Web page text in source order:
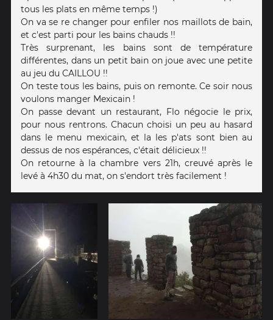
tous les plats en même temps !)
On va se re changer pour enfiler nos maillots de bain,
et c'est parti pour les bains chauds !!
Très surprenant, les bains sont de température
différentes, dans un petit bain on joue avec une petite
au jeu du CAILLOU !!
On teste tous les bains, puis on remonte. Ce soir nous
voulons manger Mexicain !
On passe devant un restaurant, Flo négocie le prix,
pour nous rentrons. Chacun choisi un peu au hasard
dans le menu mexicain, et la les p'ats sont bien au
dessus de nos espérances, c'était délicieux !!
On retourne à la chambre vers 21h, creuvé après le
levé à 4h30 du mat, on s'endort très facilement !